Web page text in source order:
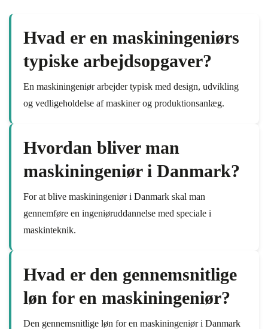
Hvad er en maskiningeniørs
typiske arbejdsopgaver?
En maskiningeniør arbejder typisk med design, udvikling
og vedligeholdelse af maskiner og produktionsanlæg.
Hvordan bliver man
maskiningeniør i Danmark?
For at blive maskiningeniør i Danmark skal man
gennemføre en ingeniøruddannelse med speciale i
maskinteknik.
Hvad er den gennemsnitlige
løn for en maskiningeniør?
Den gennemsnitlige løn for en maskiningeniør i Danmark